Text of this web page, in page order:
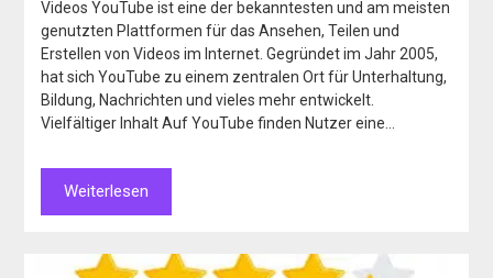
Videos YouTube ist eine der bekanntesten und am meisten
genutzten Plattformen für das Ansehen, Teilen und
Erstellen von Videos im Internet. Gegründet im Jahr 2005,
hat sich YouTube zu einem zentralen Ort für Unterhaltung,
Bildung, Nachrichten und vieles mehr entwickelt.
Vielfältiger Inhalt Auf YouTube finden Nutzer eine…
Weiterlesen